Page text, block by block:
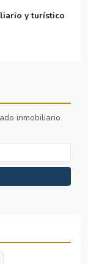
y turístico
inmobiliario